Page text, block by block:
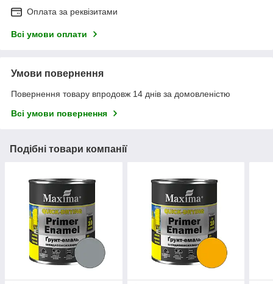
Оплата за реквізитами
Всі умови оплати
Умови повернення
Повернення товару впродовж 14 днів за домовленістю
Всі умови повернення
Подібні товари компанії